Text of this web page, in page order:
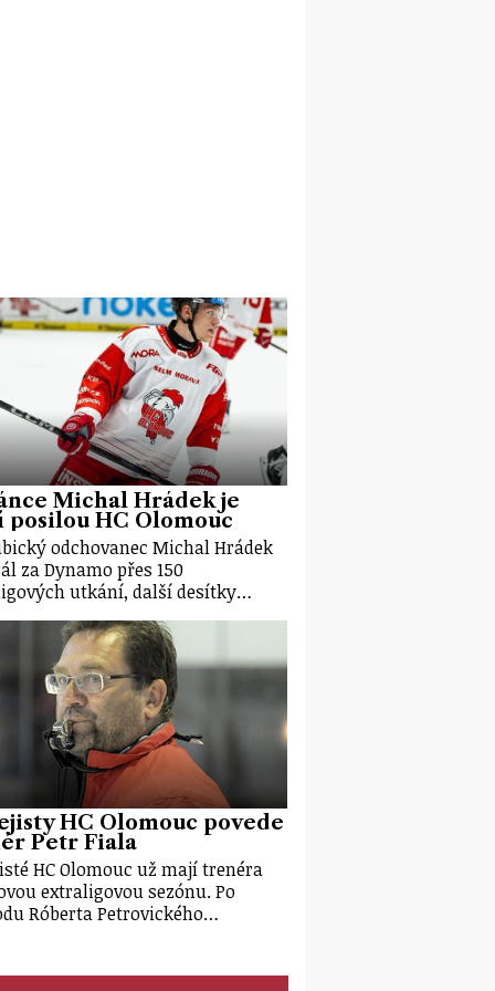
Michal Hrádek je
posilou HC Olomouc
odchovanec Michal Hrádek
za Dynamo přes 150
utkání, další desítky…
HC Olomouc povede
Petr Fiala
HC Olomouc už mají trenéra
extraligovou sezónu. Po
Róberta Petrovického…